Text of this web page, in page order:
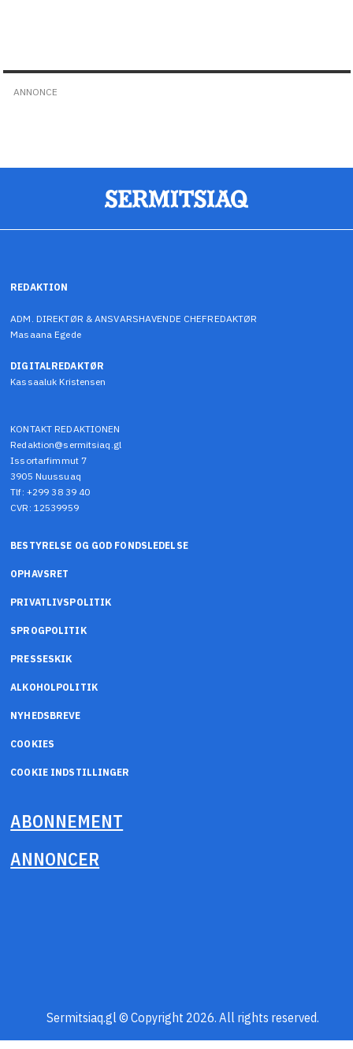
ANNONCE
REDAKTION
ADM. DIREKTØR & ANSVARSHAVENDE CHEFREDAKTØR
Masaana Egede
DIGITALREDAKTØR
Kassaaluk Kristensen
KONTAKT REDAKTIONEN
Redaktion@sermitsiaq.gl
Issortarfimmut 7
3905 Nuussuaq
Tlf: +299 38 39 40
CVR: 12539959
BESTYRELSE OG GOD FONDSLEDELSE
OPHAVSRET
PRIVATLIVSPOLITIK
SPROGPOLITIK
PRESSESKIK
ALKOHOLPOLITIK
NYHEDSBREVE
COOKIES
COOKIE INDSTILLINGER
ABONNEMENT
ANNONCER
Sermitsiaq.gl © Copyright 2026. All rights reserved.